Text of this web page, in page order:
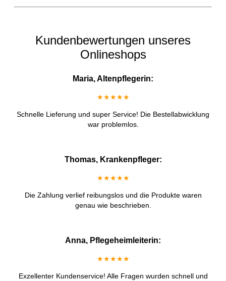
Kundenbewertungen unseres
Onlineshops
Maria, Altenpflegerin:
★★★★★
Schnelle Lieferung und super Service! Die Bestellabwicklung
war problemlos.
Thomas, Krankenpfleger:
★★★★★
Die Zahlung verlief reibungslos und die Produkte waren
genau wie beschrieben.
Anna, Pflegeheimleiterin:
★★★★★
Exzellenter Kundenservice! Alle Fragen wurden schnell und